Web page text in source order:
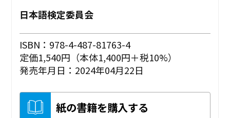
日本語検定委員会
ISBN：978-4-487-81763-4
定価1,540円（本体1,400円＋税10%）
発売年月日：2024年04月22日
紙の書籍を購入する